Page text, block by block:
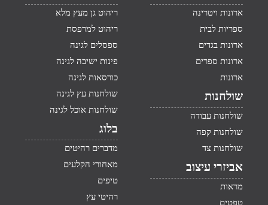
ארונות ויטרינה
ספריות לבית
ארונות בגדים
ארונות ספרים
ארונות
שולחנות
שולחנות עבודה
שולחנות קפה
שולחנות צד
אביזרי עיצוב
מראות
טפטים
ריהוט גן מעץ מלא
ריהוט למרפסת
ספסלים לגינה
פינות ישיבה לגינה
כורסאות לגינה
שולחנות עץ לגינה
שולחנות אוכל לגינה
בלוג
מדברים רהיטים
מאחורי הקלעים
טיפים
רהיטי עץ